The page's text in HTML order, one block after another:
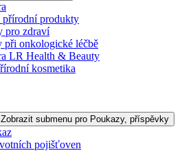
přírodní produkty
pro zdraví
při onkologické léčbě
LR Health & Beauty
kosmetika
Zobrazit submenu pro Poukazy, příspěvky
pojišťoven